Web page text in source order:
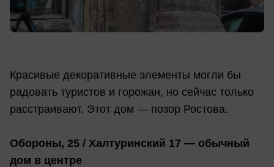
Красивые декоративные элементы могли бы
радовать туристов и горожан, но сейчас только
расстраивают. Этот дом — позор Ростова.
Обороны, 25 / Халтуринский 17 — обычный
дом в центре